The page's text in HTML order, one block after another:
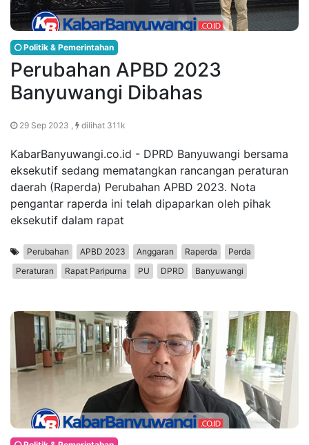
Politik & Pemerintahan
Perubahan APBD 2023
Banyuwangi Dibahas
29 Sep 2023 , dilihat 311k
KabarBanyuwangi.co.id - DPRD Banyuwangi bersama
eksekutif sedang mematangkan rancangan peraturan
daerah (Raperda) Perubahan APBD 2023. Nota
pengantar raperda ini telah dipaparkan oleh pihak
eksekutif dalam rapat
Perubahan APBD 2023 Anggaran Raperda
Perda
Peraturan
Rapat Paripurna PU DPRD Banyuwangi